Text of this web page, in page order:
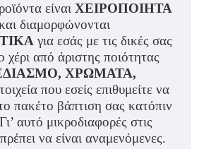
είναι ΧΕΙΡΟΠΟΙΗΤΑ
διαμορφώνονται
για εσάς με τις δικές σας
χέρι από άριστης ποιότητας
ΧΡΩΜΑΤΑ,
που εσείς επιθυμείτε να
πακέτο βάπτιση σας κατόπιν
αυτό μικροδιαφορές στις
να είναι αναμενόμενες.